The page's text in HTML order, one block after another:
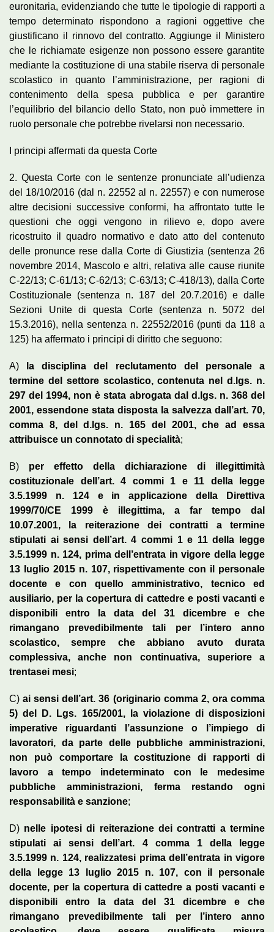
euronitaria, evidenziando che tutte le tipologie di rapporti a
tempo determinato rispondono a ragioni oggettive che
giustificano il rinnovo del contratto. Aggiunge il Ministero
che le richiamate esigenze non possono essere garantite
mediante la costituzione di una stabile riserva di personale
scolastico in quanto l’amministrazione, per ragioni di
contenimento della spesa pubblica e per garantire
l’equilibrio del bilancio dello Stato, non può immettere in
ruolo personale che potrebbe rivelarsi non necessario.
I principi affermati da questa Corte
2. Questa Corte con le sentenze pronunciate all’udienza
del 18/10/2016 (dal n. 22552 al n. 22557) e con numerose
altre decisioni successive conformi, ha affrontato tutte le
questioni che oggi vengono in rilievo e, dopo avere
ricostruito il quadro normativo e dato atto del contenuto
delle pronunce rese dalla Corte di Giustizia (sentenza 26
novembre 2014, Mascolo e altri, relativa alle cause riunite
C-22/13; C-61/13; C-62/13; C-63/13; C-418/13), dalla Corte
Costituzionale (sentenza n. 187 del 20.7.2016) e dalle
Sezioni Unite di questa Corte (sentenza n. 5072 del
15.3.2016), nella sentenza n. 22552/2016 (punti da 118 a
125) ha affermato i principi di diritto che seguono:
A)
la disciplina del reclutamento del personale a
termine del settore scolastico, contenuta nel d.lgs. n.
297 del 1994, non è stata abrogata dal d.lgs. n. 368 del
2001, essendone stata disposta la salvezza dall’art. 70,
comma 8, del d.lgs. n. 165 del 2001, che ad essa
attribuisce un connotato di specialità;
B) per effetto della dichiarazione di illegittimità
costituzionale dell’art. 4 commi 1 e 11 della legge
3.5.1999 n. 124 e in applicazione della Direttiva
1999/70/CE 1999 è illegittima, a far tempo dal
10.07.2001, la reiterazione dei contratti a termine
stipulati ai sensi dell’art. 4 commi 1 e 11 della legge
3.5.1999 n. 124, prima dell’entrata in vigore della legge
13 luglio 2015 n. 107, rispettivamente con il personale
docente e con quello amministrativo, tecnico ed
ausiliario, per la copertura di cattedre e posti vacanti e
disponibili entro la data del 31 dicembre e che
rimangano prevedibilmente tali per l’intero anno
scolastico, sempre che abbiano avuto durata
complessiva, anche non continuativa, superiore a
trentasei mesi;
C)ai sensi dell’art. 36 (originario comma 2, ora comma
5) del D. Lgs. 165/2001, la violazione di disposizioni
imperative riguardanti l’assunzione o l’impiego di
lavoratori, da parte delle pubbliche amministrazioni,
non può comportare la costituzione di rapporti di
lavoro a tempo indeterminato con le medesime
pubbliche amministrazioni, ferma restando ogni
responsabilità e sanzione;
D) nelle ipotesi di reiterazione dei contratti a termine
stipulati ai sensi dell’art. 4 comma 1 della legge
3.5.1999 n. 124, realizzatesi prima dell’entrata in vigore
della legge 13 luglio 2015 n. 107, con il personale
docente, per la copertura di cattedre a posti vacanti e
disponibili entro la data del 31 dicembre e che
rimangano prevedibilmente tali per l’intero anno